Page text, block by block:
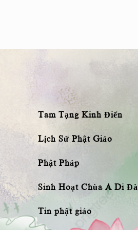
Tam Tạng Kinh Điển
Lịch Sử Phật Giáo
Phật Pháp
Sinh Hoạt Chùa A Di Đà
Tin phật giáo